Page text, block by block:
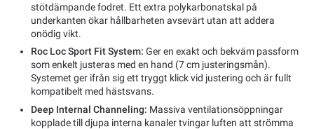
stötdämpande fodret. Ett extra polykarbonatskal på
underkanten ökar hållbarheten avsevärt utan att addera
onödig vikt.
Roc Loc Sport Fit System: Ger en exakt och bekväm passform
som enkelt justeras med en hand (7 cm justeringsmån).
Systemet ger ifrån sig ett tryggt klick vid justering och är fullt
kompatibelt med hästsvans.
Deep Internal Channeling: Massiva ventilationsöppningar
kopplade till djupa interna kanaler tvingar luften att strömma